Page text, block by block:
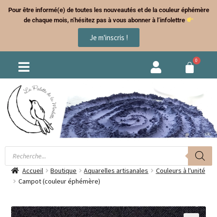
Pour être informé(e) de toutes les nouveautés et de la couleur éphémère
de chaque mois, n’hésitez pas à vous abonner à l’infolettre
Je m'inscris !
Accueil Boutique Aquarelles artisanales
Couleurs à l'unité
Campot (couleur éphémère)